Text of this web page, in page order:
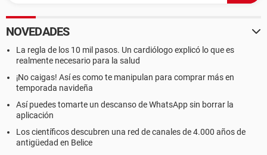
NOVEDADES
La regla de los 10 mil pasos. Un cardiólogo explicó lo que es
realmente necesario para la salud
¡No caigas! Así es como te manipulan para comprar más en
temporada navideña
Así puedes tomarte un descanso de WhatsApp sin borrar la
aplicación
Los científicos descubren una red de canales de 4.000 años de
antigüedad en Belice